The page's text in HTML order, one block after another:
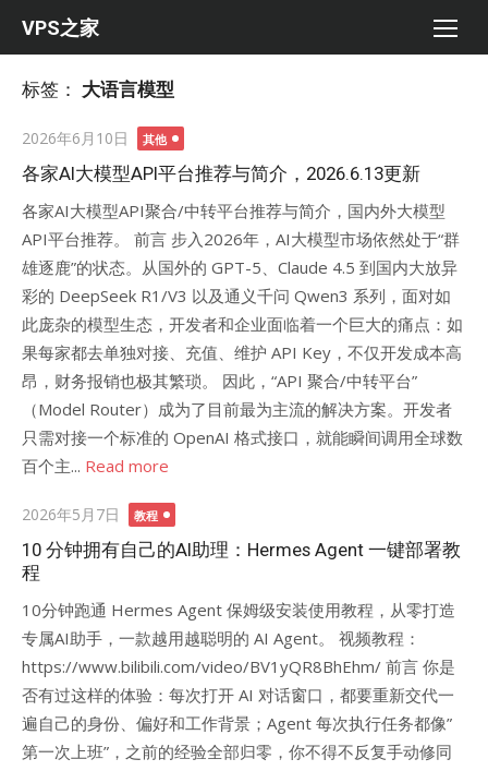
VPS之家
标签： 大语言模型
Posted
on
2026年6月10日 其他
各家AI大模型API平台推荐与简介，2026.6.13更新
各家AI大模型API聚合/中转平台推荐与简介，国内外大模型
API平台推荐。 前言 步入2026年，AI大模型市场依然处于“群
雄逐鹿”的状态。从国外的 GPT-5、Claude 4.5 到国内大放异
彩的 DeepSeek R1/V3 以及通义千问 Qwen3 系列，面对如
此庞杂的模型生态，开发者和企业面临着一个巨大的痛点：如
果每家都去单独对接、充值、维护 API Key，不仅开发成本高
昂，财务报销也极其繁琐。 因此，“API 聚合/中转平台”
（Model Router）成为了目前最为主流的解决方案。开发者
只需对接一个标准的 OpenAI 格式接口，就能瞬间调用全球数
百个主... Read more
Posted
on
2026年5月7日 教程
10 分钟拥有自己的AI助理：Hermes Agent 一键部署教
程
10分钟跑通 Hermes Agent 保姆级安装使用教程，从零打造
专属AI助手，一款越用越聪明的 AI Agent。 视频教程：
https://www.bilibili.com/video/BV1yQR8BhEhm/ 前言 你是
否有过这样的体验：每次打开 AI 对话窗口，都要重新交代一
遍自己的身份、偏好和工作背景；Agent 每次执行任务都像”
第一次上班”，之前的经验全部归零，你不得不反复手动修同